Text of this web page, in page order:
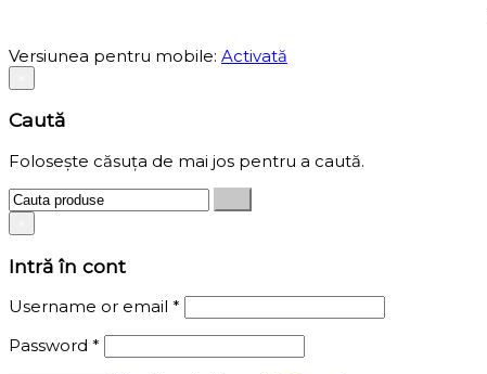
Versiunea pentru mobile: Activată
Caută
Folosește căsuța de mai jos pentru a caută.
Intră în cont
Username or email *
Password *